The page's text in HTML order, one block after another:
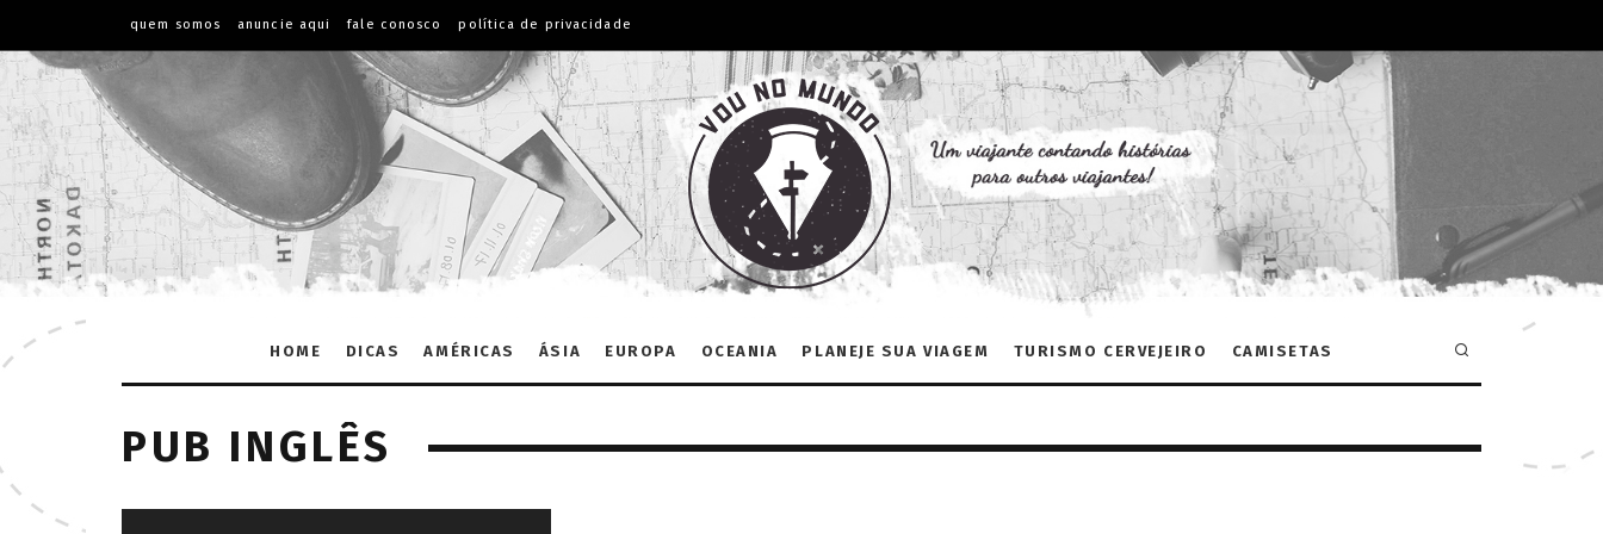
quem somos anuncie aqui fale conosco política de privacidade
HOME DICAS AMÉRICAS ÁSIA EUROPA OCEANIA PLANEJE SUA VIAGEM TURISMO CERVEJEIRO CAMISETAS
PUB INGLÊS